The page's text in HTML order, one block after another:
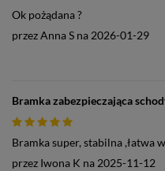
Ok pożądana ?
przezAnna S na 2026-01-29
Bramka zabezpieczająca
Bramka super, stabilna ,łatwa
przez Iwona K na 2025-11-12